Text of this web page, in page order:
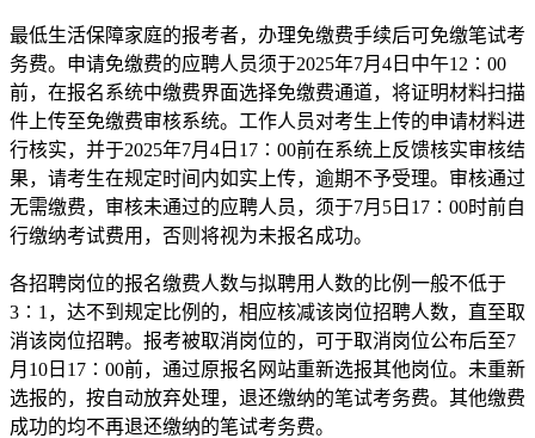
最低生活保障家庭的报考者，办理免缴费手续后可免缴笔试考
务费。申请免缴费的应聘人员须于2025年7月4日中午12∶00
前，在报名系统中缴费界面选择免缴费通道，将证明材料扫描
件上传至免缴费审核系统。工作人员对考生上传的申请材料进
行核实，并于2025年7月4日17∶00前在系统上反馈核实审核结
果，请考生在规定时间内如实上传，逾期不予受理。审核通过
无需缴费，审核未通过的应聘人员，须于7月5日17∶00时前自
行缴纳考试费用，否则将视为未报名成功。
各招聘岗位的报名缴费人数与拟聘用人数的比例一般不低于
3∶1，达不到规定比例的，相应核减该岗位招聘人数，直至取
消该岗位招聘。报考被取消岗位的，可于取消岗位公布后至7
月10日17∶00前，通过原报名网站重新选报其他岗位。未重新
选报的，按自动放弃处理，退还缴纳的笔试考务费。其他缴费
成功的均不再退还缴纳的笔试考务费。